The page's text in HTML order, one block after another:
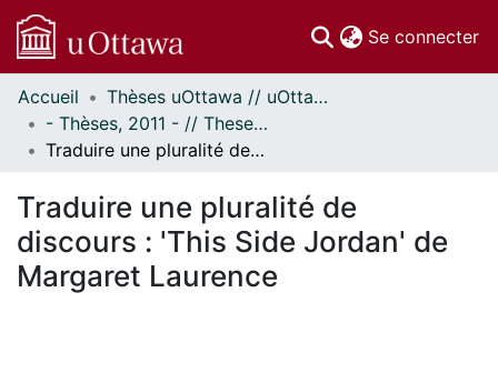
Se connecter
Communautés
et collections
Parcourir
À propos
Accueil
Thèses uOttawa // uOttawa Theses
- Thèses, 2011 - // Theses, 2011 -
Traduire une pluralité de discours : 'This Side Jordan' de Margaret Laurence
Traduire une pluralité de
discours : 'This Side Jordan' de
Margaret Laurence